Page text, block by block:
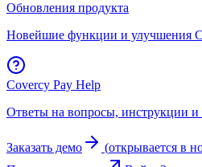
Обновления продукта
Новейшие функции и улучшения
Covercy Pay Help
Ответы на вопросы, инструкции
Заказать демо (открывается в